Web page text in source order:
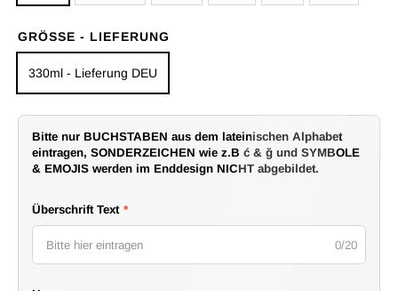
GRÖSSE - LIEFERUNG
330ml - Lieferung DEU
Bitte nur BUCHSTABEN aus dem lateinischen Alphabet
eintragen, SONDERZEICHEN wie z.B ć & ğ und SYMBOLE
& EMOJIS werden im Enddesign NICHT abgebildet.
Überschrift Text *
0/20